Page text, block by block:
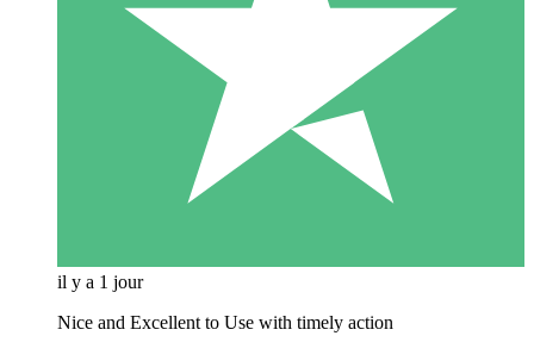
il y a 1 jour
Nice and Excellent to Use with timely action